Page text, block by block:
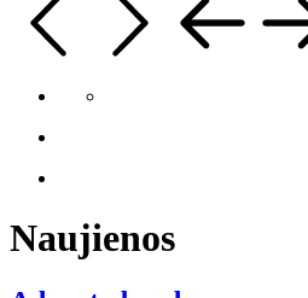
Naujienos